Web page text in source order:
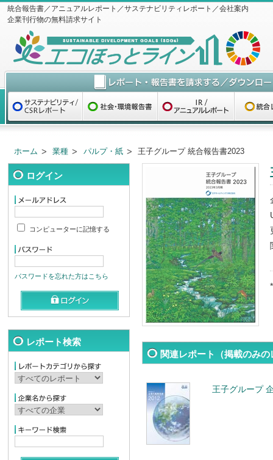
統合報告書／アニュアルレポート／サステナビリティレポート／会社案内
企業刊行物の無料請求サイト
ホーム 業種 パルプ・紙 王子グループ 統合報告書2023
ログイン
コンピューターに記憶する
パスワードを忘れた方はこちら
レポート検索
*
関連レポート（掲載のみ
王子グループ